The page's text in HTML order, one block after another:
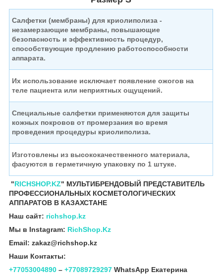
Салфетки (мембраны) для криолиполиза -
незамерзающие мембраны, повышающие
безопасность и эффективность процедур,
способствующие продлению работоспособности
аппарата.
Их использование исключает появление ожогов на
теле пациента или неприятных ощущений.
Специальные салфетки применяются для защиты
кожных покровов от промерзания во время
проведения процедуры криолиполиза.
Изготовлены из высококачественного материала,
фасуются в герметичную упаковку по 1 штуке.
"RICHSHOP.KZ" МУЛЬТИБРЕНДОВЫЙ ПРЕДСТАВИТЕЛЬ
ПРОФЕССИОНАЛЬНЫХ КОСМЕТОЛОГИЧЕСКИХ
АППАРАТОВ В КАЗАХСТАНЕ
Наш сайт: richshop.kz
Мы в Instagram: RichShop.Kz
Email: zakaz@richshop.kz
Наши Контакты:
+77053004890 – +77089729297 WhatsApp Екатерина